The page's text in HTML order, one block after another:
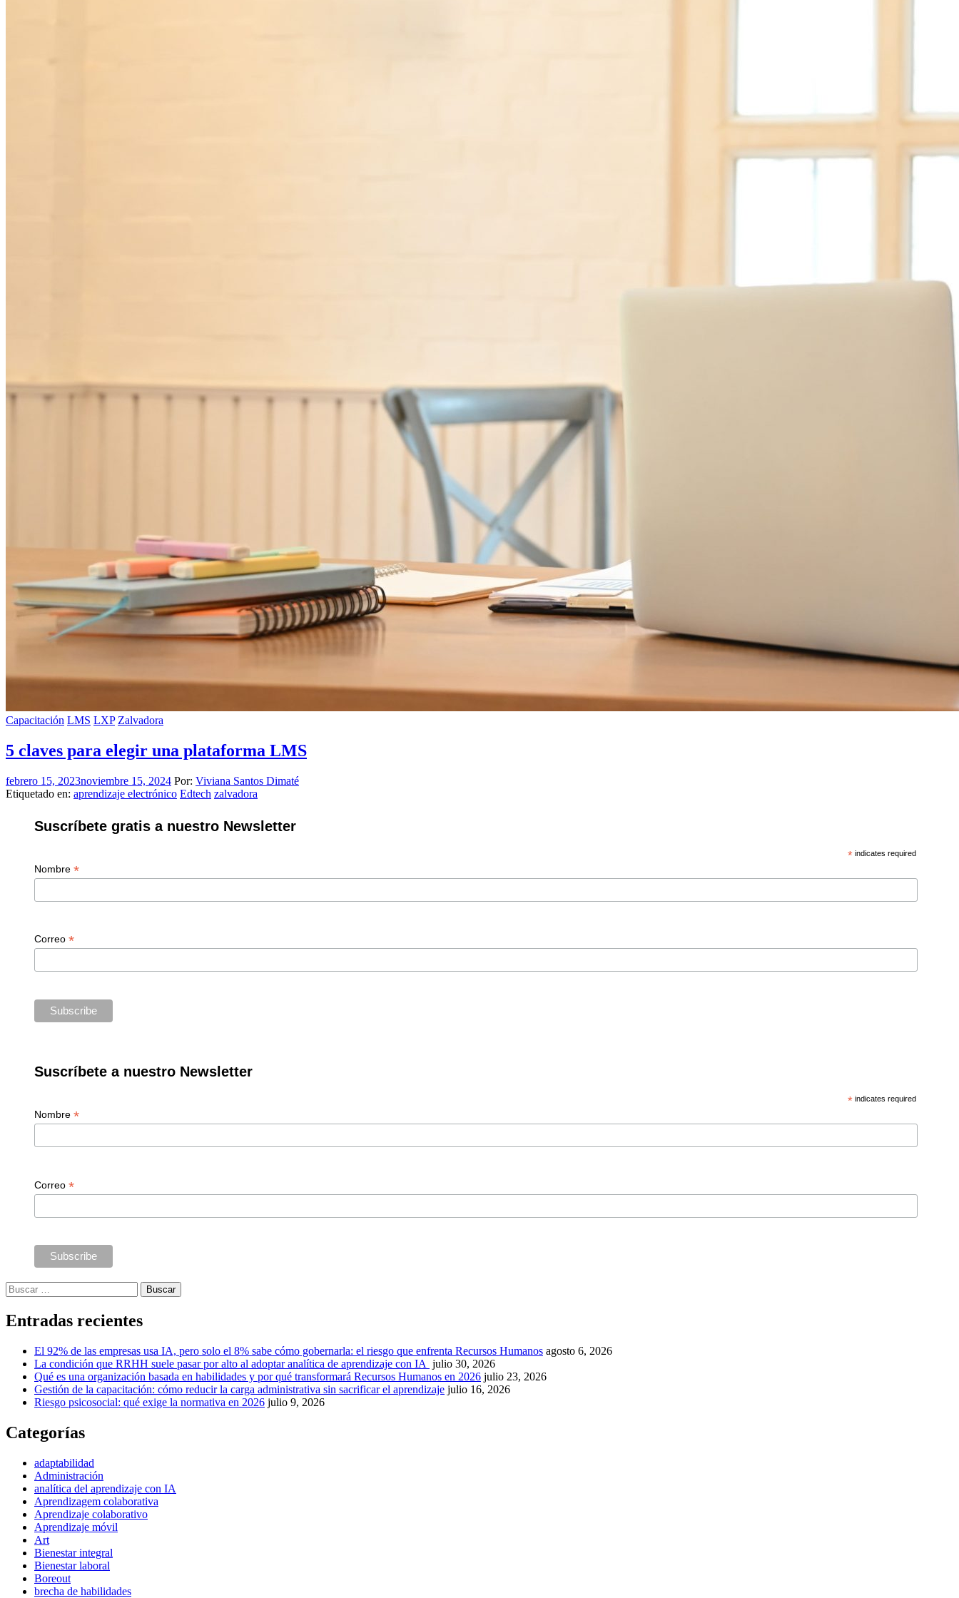
Capacitación LMS LXP Zalvadora
5 claves para elegir una plataforma LMS
febrero 15, 2023noviembre 15, 2024 Por: Viviana Santos Dimaté
Etiquetado en: aprendizaje electrónico Edtech zalvadora
Suscríbete gratis a nuestro Newsletter
* indicates required
Nombre *
Correo *
Suscríbete a nuestro Newsletter
* indicates required
Nombre *
Correo *
Buscar:
Entradas recientes
El 92% de las empresas usa IA, pero solo el 8% sabe cómo gobernarla: el riesgo que enfrenta Recursos Humanos agosto 6, 2026
La condición que RRHH suele pasar por alto al adoptar analítica de aprendizaje con IA julio 30, 2026
Qué es una organización basada en habilidades y por qué transformará Recursos Humanos en 2026 julio 23, 2026
Gestión de la capacitación: cómo reducir la carga administrativa sin sacrificar el aprendizaje julio 16, 2026
Riesgo psicosocial: qué exige la normativa en 2026 julio 9, 2026
Categorías
adaptabilidad
Administración
analítica del aprendizaje con IA
Aprendizagem colaborativa
Aprendizaje colaborativo
Aprendizaje móvil
Art
Bienestar integral
Bienestar laboral
Boreout
brecha de habilidades